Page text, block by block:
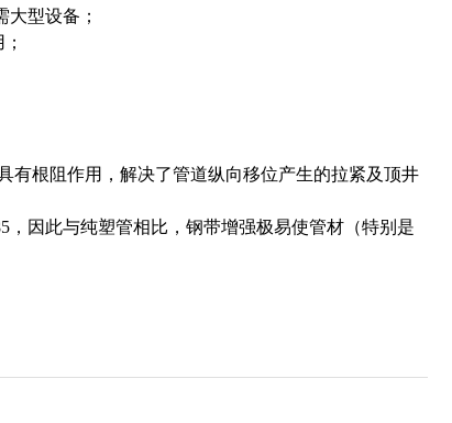
型设备；
有根阻作用，解决了管道纵向移位产生的拉紧及顶井
因此与纯塑管相比，钢带增强极易使管材（特别是